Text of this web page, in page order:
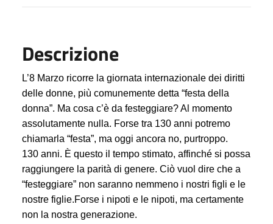
Descrizione
L’8 Marzo ricorre la giornata internazionale dei diritti
delle donne, più comunemente detta “festa della
donna”. Ma cosa c’è da festeggiare?Al momento
assolutamente nulla. Forse tra 130 anni potremo
chiamarla “festa”, ma oggi ancora no, purtroppo.
130 anni. È questo il tempo stimato, affinché si possa
raggiungere la parità di genere. Ciò vuol dire che a
“festeggiare” non saranno nemmeno i nostri figli e le
nostre figlie.Forse i nipoti e le nipoti, ma certamente
non la nostra generazione.